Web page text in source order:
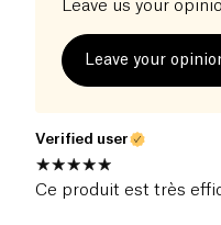
Leave us your
Leave your
Verified user
Ce produit est très